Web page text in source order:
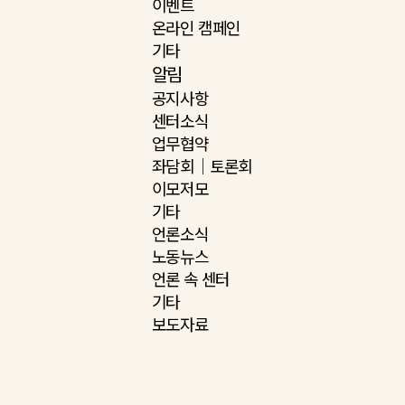
온라인 캠페인
기타
알림
공지사항
센터소식
업무협약
좌담회｜토론회
이모저모
기타
언론소식
노동뉴스
언론 속 센터
기타
보도자료